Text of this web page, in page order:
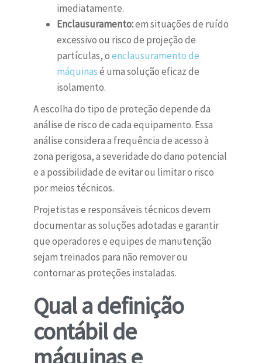
imediatamente.
Enclausuramento:em situações de ruído
excessivo ou risco de projeção de
partículas, oenclausuramento de
máquinasé uma solução eficaz de
isolamento.
A escolha do tipo de proteção depende da
análise de risco de cada equipamento. Essa
análise considera a frequência de acesso à
zona perigosa, a severidade do dano potencial
e a possibilidade de evitar ou limitar o risco
por meios técnicos.
Projetistas e responsáveis técnicos devem
documentar as soluções adotadas e garantir
que operadores e equipes de manutenção
sejam treinados para não remover ou
contornar as proteções instaladas.
Qual a definição
contábil de